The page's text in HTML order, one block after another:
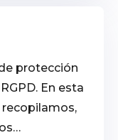
protección
En esta